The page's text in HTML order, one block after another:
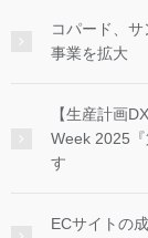
コパード、
事業を拡大
【生産計画
Week 2025
す
ECサイトの